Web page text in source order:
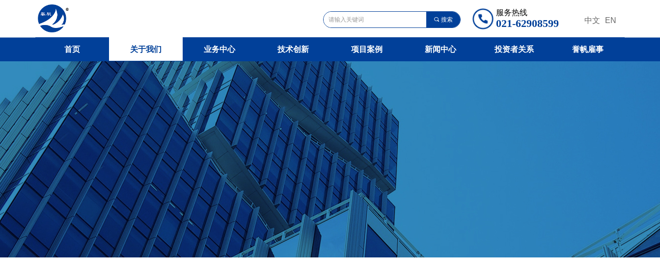
끠 搜索
服务热线
021-62908599
首页 关于我们 业务中心 技术创新 项目案例 新闻中心 投资者关系 誉帆雇事
中文 EN